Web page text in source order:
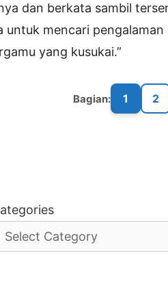
dan berkata sambil
untuk mencari
yang kusukai.”
Bagian: 1 2